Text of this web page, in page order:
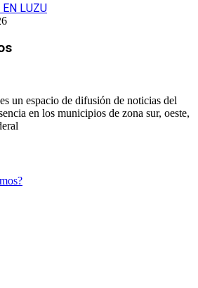
LUZU
un espacio de difusión de noticias del
en los municipios de zona sur, oeste,